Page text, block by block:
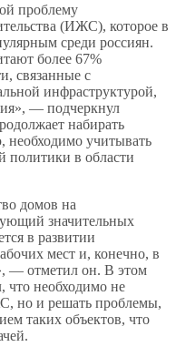
проблему
(ИЖС), которое в
среди россиян.
более 67%
связанные с
инфраструктурой,
— подчеркнул
набирать
необходимо учитывать
политики в области
домов на
значительных
в развитии
мест и, конечно, в
— отметил он. В этом
что необходимо не
но и решать проблемы,
таких объектов, что